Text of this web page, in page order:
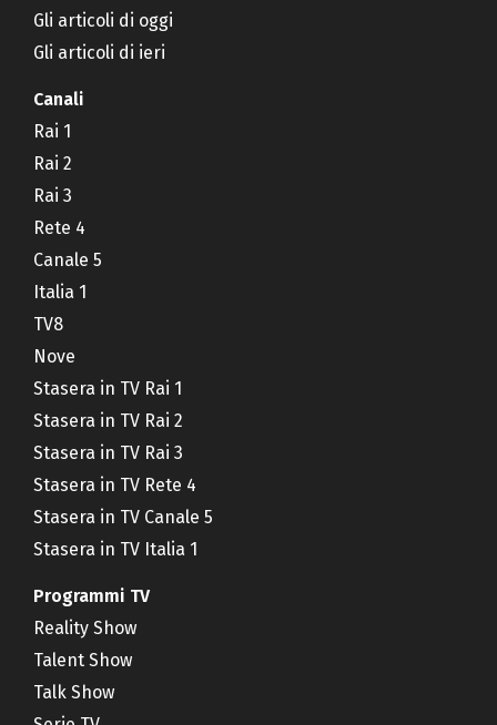
Gli articoli di oggi
Gli articoli di ieri
Canali
Rai 1
Rai 2
Rai 3
Rete 4
Canale 5
Italia 1
TV8
Nove
Stasera in TV Rai 1
Stasera in TV Rai 2
Stasera in TV Rai 3
Stasera in TV Rete 4
Stasera in TV Canale 5
Stasera in TV Italia 1
Programmi TV
Reality Show
Talent Show
Talk Show